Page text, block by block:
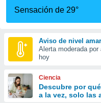
calidad.
a este
las
y
forma
digital
basada
Sensación de 29°
Aviso de nivel
Alerta moderada
hoy
Ciencia
Descubre por
a la vez, solo las